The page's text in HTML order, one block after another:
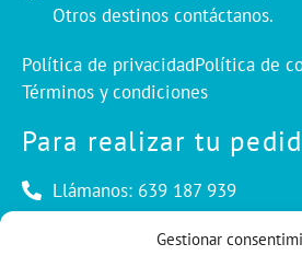
Gestionar
Otros destinos contáctanos.
Política de privacidadPolítica de
Términos y condiciones
Para realizar tu
Llámanos: 639 187 939
Envíanos un mail: